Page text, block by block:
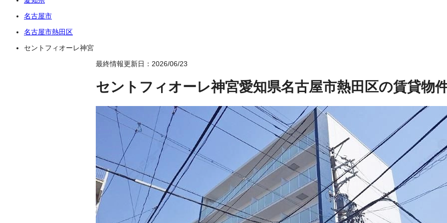
名古屋市
名古屋市熱田区
セントフィオーレ神宮
最終情報更新日：2026/06/23
セントフィオーレ神宮愛知県名古屋市熱田区の賃貸物